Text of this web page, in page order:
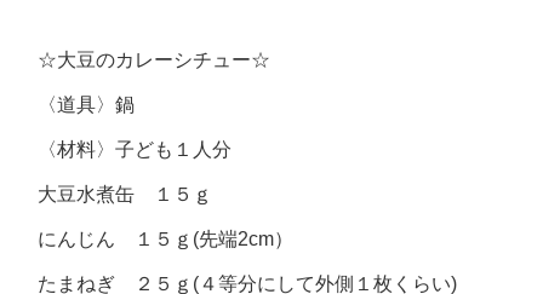
☆大豆のカレーシチュー☆
〈道具〉鍋
〈材料〉子ども１人分
大豆水煮缶 １５ｇ
にんじん １５ｇ(先端2cm）
たまねぎ ２５ｇ(４等分にして外側１枚くらい)